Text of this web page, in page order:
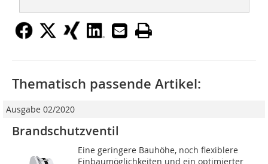
Thematisch passende Artikel:
Ausgabe 02/2020
Brandschutzventil
Eine geringere Bauhöhe, noch flexiblere
Einbaumöglichkeiten und ein optimierter